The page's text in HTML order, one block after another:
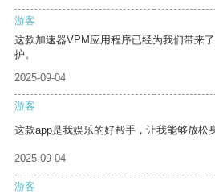
游客
这款加速器VPM应用程序已经为我们带来
护。
2025-09-04
游客
这款app是我娱乐的好帮手，让我能够放松
2025-09-04
游客